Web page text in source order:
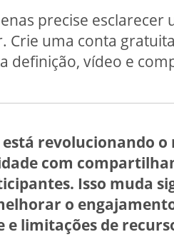
precise
Crie uma conta
definição, vídeo e
revolucionando
com
Isso muda
o
e limitações de